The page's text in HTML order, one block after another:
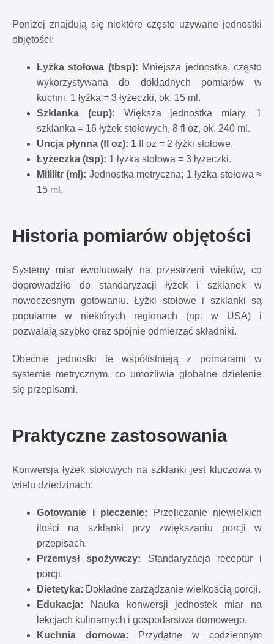
Poniżej znajdują się niektóre często używane jednostki
objętości:
Łyżka stołowa (tbsp): Mniejsza jednostka, często
wykorzystywana do dokładnych pomiarów w
kuchni. 1 łyżka = 3 łyżeczki, ok. 15 ml.
Szklanka (cup): Większa jednostka miary. 1
szklanka = 16 łyżek stołowych, 8 fl oz, ok. 240 ml.
Uncja płynna (fl oz): 1 fl oz = 2 łyżki stołowe.
Łyżeczka (tsp): 1 łyżka stołowa = 3 łyżeczki.
Mililitr (ml): Jednostka metryczna; 1 łyżka stołowa ≈
15 ml.
Historia pomiarów objętości
Systemy miar ewoluowały na przestrzeni wieków, co
doprowadziło do standaryzacji łyżek i szklanek w
nowoczesnym gotowaniu. Łyżki stołowe i szklanki są
popularne w niektórych regionach (np. w USA) i
pozwalają szybko oraz spójnie odmierzać składniki.
Obecnie jednostki te współistnieją z pomiarami w
systemie metrycznym, co umożliwia globalne dzielenie
się przepisami.
Praktyczne zastosowania
Konwersja łyżek stołowych na szklanki jest kluczowa w
wielu dziedzinach:
Gotowanie i pieczenie: Przeliczanie niewielkich
ilości na szklanki przy zwiększaniu porcji w
przepisach.
Przemysł spożywczy: Standaryzacja receptur i
porcji.
Dietetyka: Dokładne zarządzanie wielkością porcji.
Edukacja: Nauka konwersji jednostek miar na
lekcjach kulinarnych i gospodarstwa domowego.
Kuchnia domowa: Przydatne w codziennym